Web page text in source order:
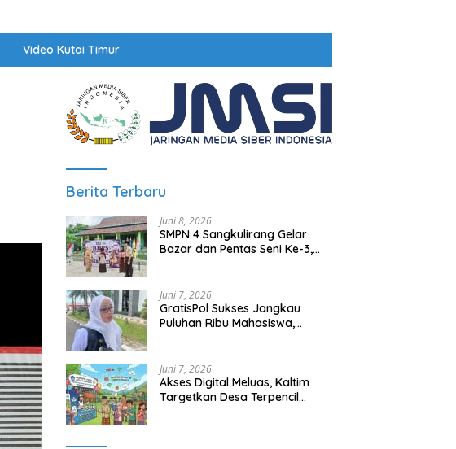
Video Kutai Timur
Berita Terbaru
Juni 8, 2026
SMPN 4 Sangkulirang Gelar
Bazar dan Pentas Seni Ke-3,
Juni 7, 2026
GratisPol Sukses Jangkau
Puluhan Ribu Mahasiswa,
Juni 7, 2026
Akses Digital Meluas, Kaltim
Targetkan Desa Terpencil